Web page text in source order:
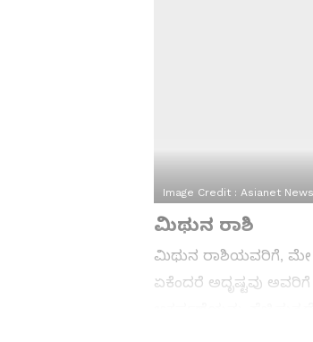
Image Credit : Asianet News
ಮಿಥುನ ರಾಶಿ
ಮಿಥುನ ರಾಶಿಯವರಿಗೆ, ಮೇ
ಏಕೆಂದರೆ ಅದೃಷ್ಟವು